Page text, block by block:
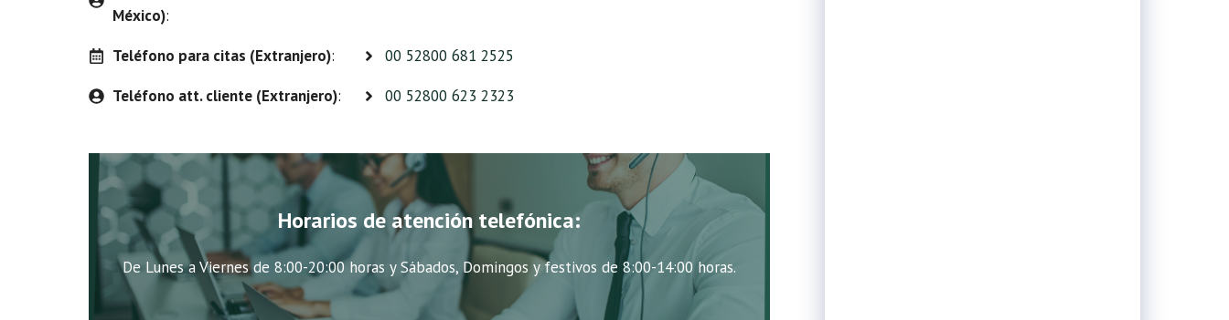
México):
Teléfono para citas (Extranjero):
00 52800 681 2525
Teléfono att. cliente (Extranjero): 00 52800 623 2323
Horarios de atención telefónica:
De Lunes a Viernes de 8:00-20:00 horas y Sábados, Domingos y festivos de 8:00-14:00 horas.